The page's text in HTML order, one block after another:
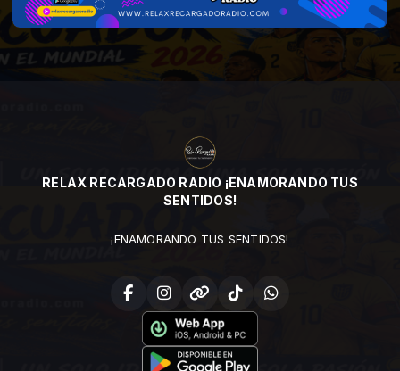
RELAX RECARGADO RADIO ¡ENAMORANDO TUS
SENTIDOS!
¡ENAMORANDO TUS SENTIDOS!